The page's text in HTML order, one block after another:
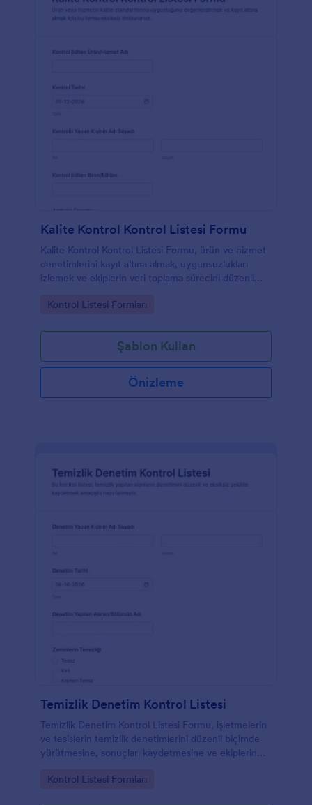
Kalite Kontrol Kontrol Listesi Formu
Kalite Kontrol Kontrol Listesi Formu, ürün ve hizmet
denetimlerini kayıt altına almak, uygunsuzlukları
izlemek ve ekiplerin veri toplama sürecini düzenli
hazırlanmıştır.
Go to Category:
Kontrol Listesi Formları
Şablon Kullan
Önizleme
Temizlik Denetim Kontrol Listesi
Temizlik Denetim Kontrol Listesi Formu, işletmelerin
ve tesislerin temizlik denetimlerini düzenli biçimde
yürütmesine, sonuçları kaydetmesine ve ekiplerin
Go to Category:
Kontrol Listesi Formları